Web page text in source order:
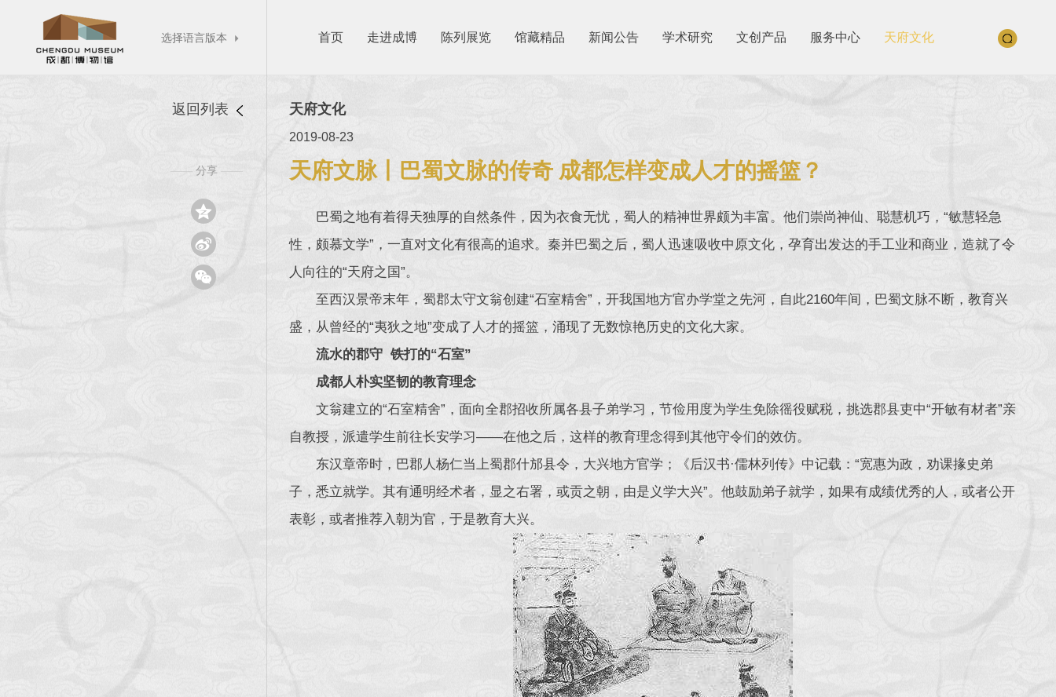
选择语言版本  首页 走进成博 陈列展览 馆藏精品 新闻公告 学术研究 文创产品 服务中心 天府文化
返回列表
—— 分享 ——



天府文化
2019-08-23
天府文脉丨巴蜀文脉的传奇 成都怎样变成人才的摇篮？
巴蜀之地有着得天独厚的自然条件，因为衣食无忧，蜀人的精神世界颇为丰富。他们崇尚神仙、聪慧机巧，“敏慧轻急
性，颇慕文学”，一直对文化有很高的追求。秦并巴蜀之后，蜀人迅速吸收中原文化，孕育出发达的手工业和商业，造就了令
人向往的“天府之国”。
至西汉景帝末年，蜀郡太守文翁创建“石室精舍”，开我国地方官办学堂之先河，自此2160年间，巴蜀文脉不断，教育兴
盛，从曾经的“夷狄之地”变成了人才的摇篮，涌现了无数惊艳历史的文化大家。
流水的郡守 铁打的“石室”
成都人朴实坚韧的教育理念
文翁建立的“石室精舍”，面向全郡招收所属各县子弟学习，节俭用度为学生免除徭役赋税，挑选郡县吏中“开敏有材者”亲
自教授，派遣学生前往长安学习——在他之后，这样的教育理念得到其他守令们的效仿。
东汉章帝时，巴郡人杨仁当上蜀郡什邡县令，大兴地方官学；《后汉书·儒林列传》中记载：“宽惠为政，劝课掾史弟
子，悉立就学。其有通明经术者，显之右署，或贡之朝，由是义学大兴”。他鼓励弟子就学，如果有成绩优秀的人，或者公开
表彰，或者推荐入朝为官，于是教育大兴。